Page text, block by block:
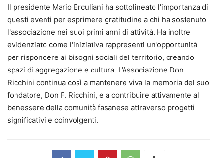
Il presidente Mario Erculiani ha sottolineato l'importanza di
questi eventi per esprimere gratitudine a chi ha sostenuto
l'associazione nei suoi primi anni di attività. Ha inoltre
evidenziato come l'iniziativa rappresenti un'opportunità
per rispondere ai bisogni sociali del territorio, creando
spazi di aggregazione e cultura. L’Associazione Don
Ricchini continua così a mantenere viva la memoria del suo
fondatore, Don F. Ricchini, e a contribuire attivamente al
benessere della comunità fasanese attraverso progetti
significativi e coinvolgenti.